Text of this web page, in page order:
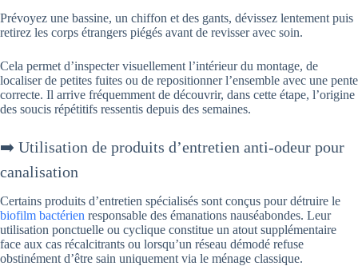
Prévoyez une bassine, un chiffon et des gants, dévissez lentement puis
retirez les corps étrangers piégés avant de revisser avec soin.
Cela permet d’inspecter visuellement l’intérieur du montage, de
localiser de petites fuites ou de repositionner l’ensemble avec une pente
correcte. Il arrive fréquemment de découvrir, dans cette étape, l’origine
des soucis répétitifs ressentis depuis des semaines.
➡️ Utilisation de produits d’entretien anti-odeur pour
canalisation
Certains produits d’entretien spécialisés sont conçus pour détruire le
biofilm bactérien responsable des émanations nauséabondes. Leur
utilisation ponctuelle ou cyclique constitue un atout supplémentaire
face aux cas récalcitrants ou lorsqu’un réseau démodé refuse
obstinément d’être sain uniquement via le ménage classique.